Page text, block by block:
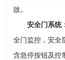
故。
安全门系统
全门监控，安全
含急停按钮及控